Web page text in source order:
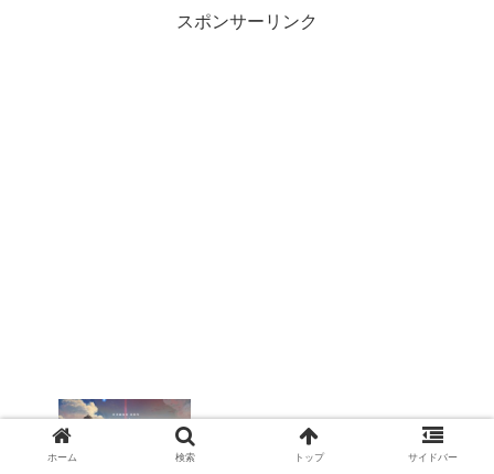
スポンサーリンク
「君の名は。」聖地は小海町と判明！新
海誠をwikiより一部詳しく長野地元民が
ホーム 検索 トップ サイドバー